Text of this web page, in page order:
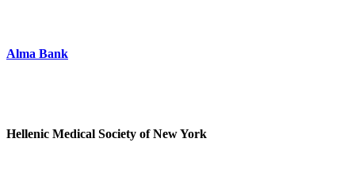
Alma Bank
Hellenic Medical Society of New York